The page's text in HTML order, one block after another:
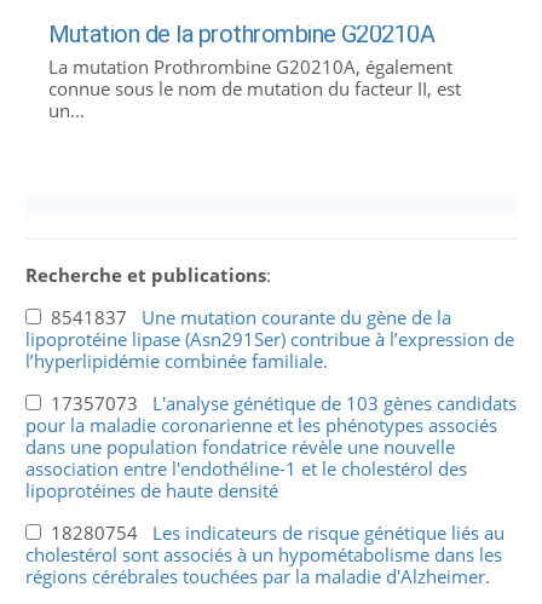
Mutation de la prothrombine G20210A
La mutation Prothrombine G20210A, également
connue sous le nom de mutation du facteur II, est
un...
Recherche et publications:
8541837 Une mutation courante du gène de la
lipoprotéine lipase (Asn291Ser) contribue à l’expression de
l’hyperlipidémie combinée familiale.
17357073 L'analyse génétique de 103 gènes candidats
pour la maladie coronarienne et les phénotypes associés
dans une population fondatrice révèle une nouvelle
association entre l'endothéline-1 et le cholestérol des
lipoprotéines de haute densité
18280754 Les indicateurs de risque génétique liés au
cholestérol sont associés à un hypométabolisme dans les
régions cérébrales touchées par la maladie d'Alzheimer.